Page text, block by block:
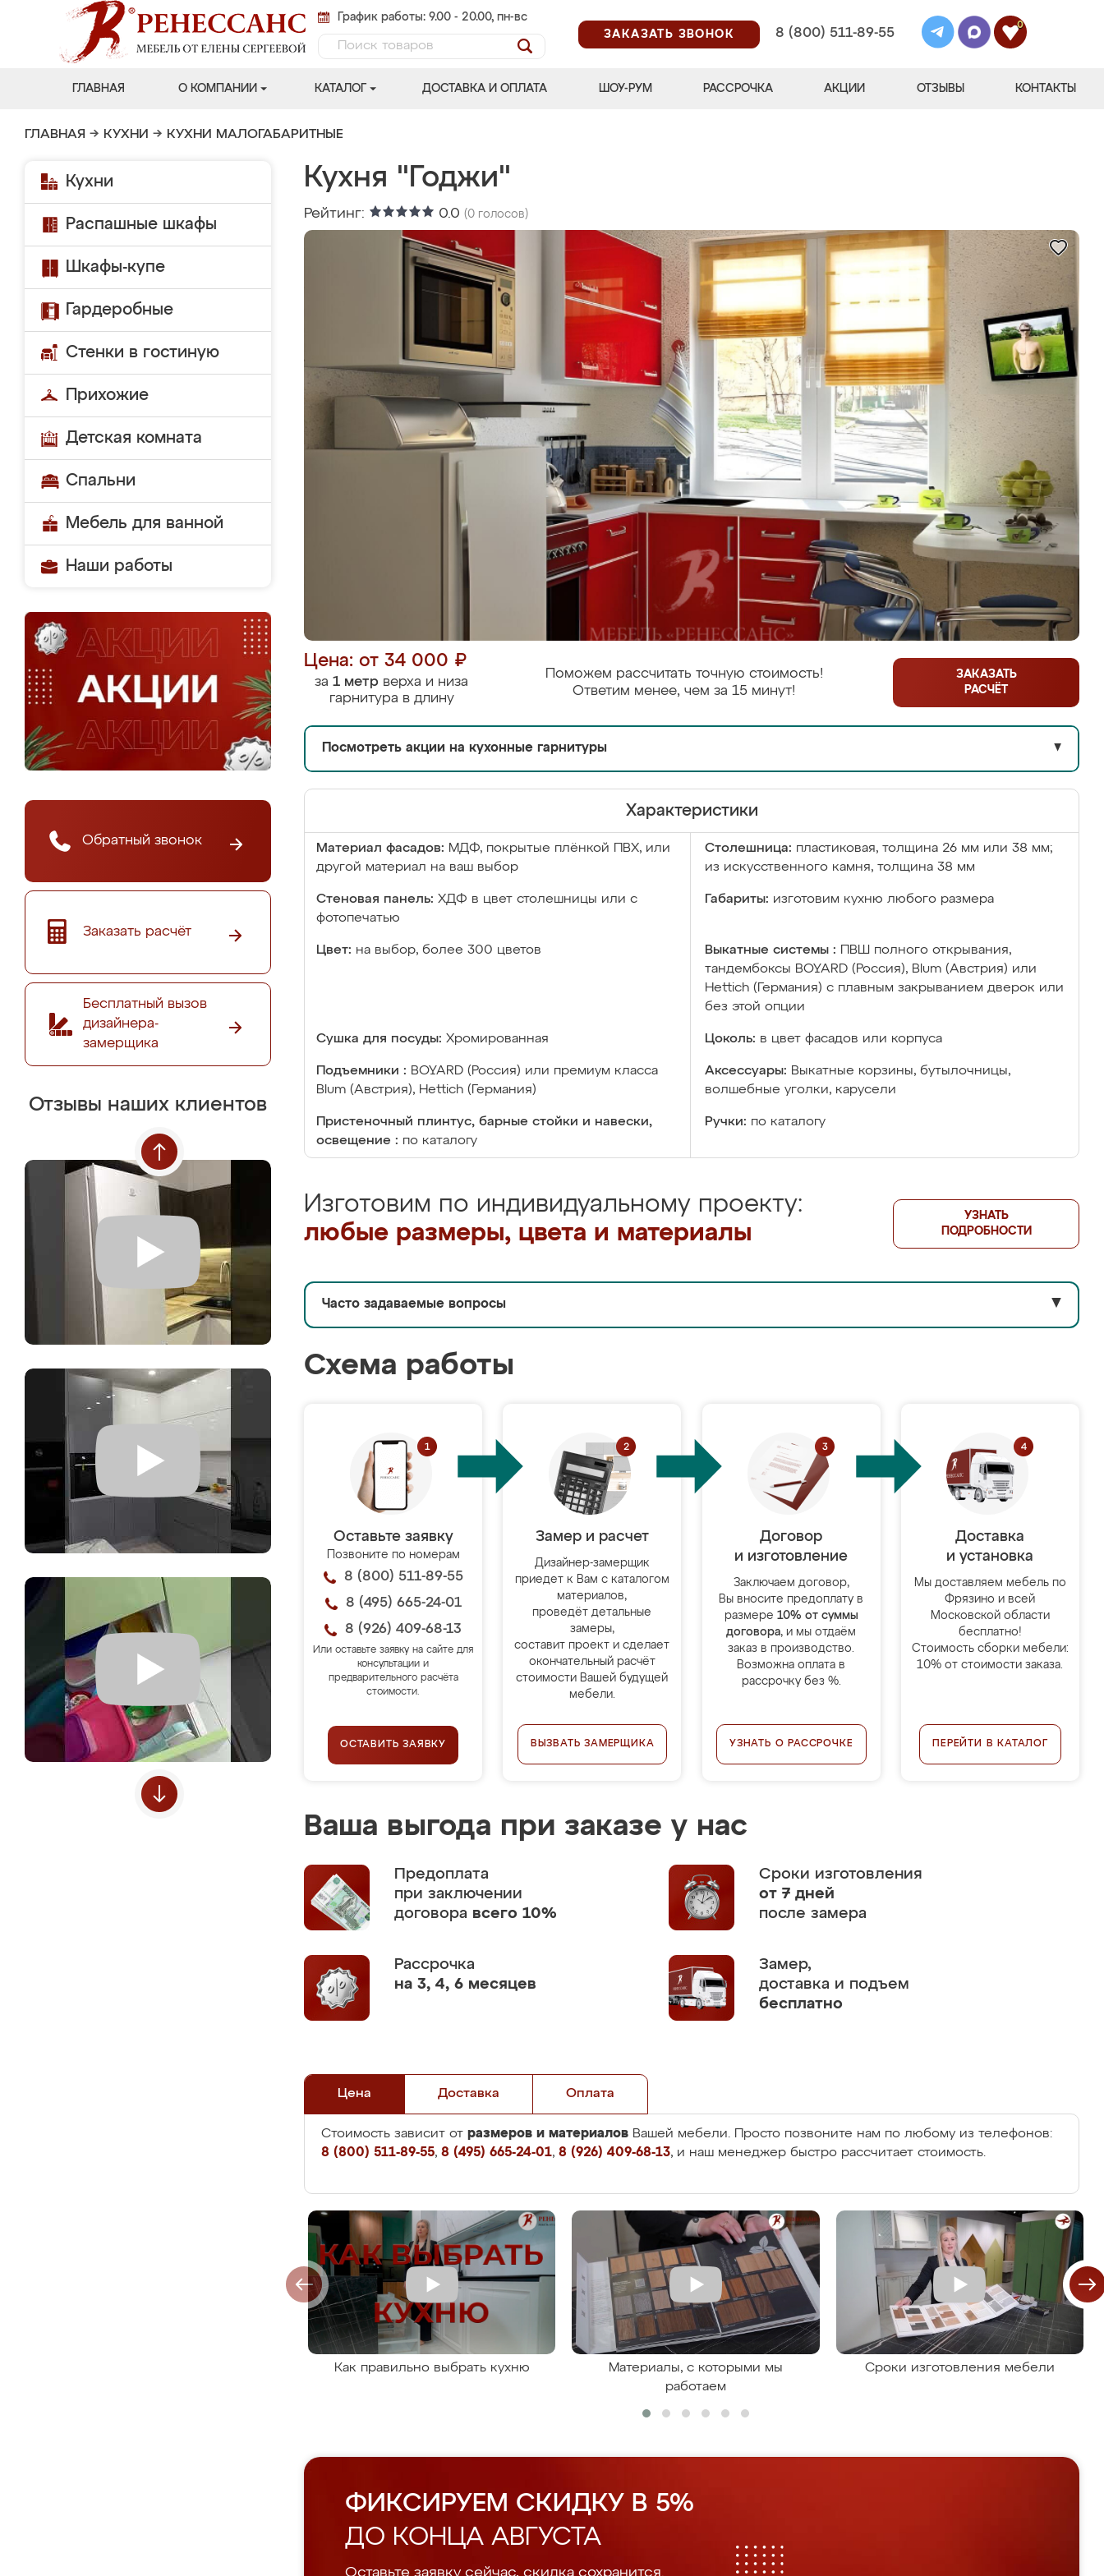
График работы: 9.00 - 20.00, пн-вс
ЗАКАЗАТЬ ЗВОНОК
8 (800) 511-89-55
0
ГЛАВНАЯ О КОМПАНИИ КАТАЛОГ ДОСТАВКА И ОПЛАТА ШОУ-РУМ РАССРОЧКА АКЦИИ ОТЗЫВЫ КОНТАКТЫ
ГЛАВНАЯ → КУХНИ → КУХНИ МАЛОГАБАРИТНЫЕ
Кухни
Распашные шкафы
Шкафы-купе
Гардеробные
Стенки в гостиную
Прихожие
Детская комната
Спальни
Мебель для ванной
Наши работы
Обратный звонок
Заказать расчёт
Бесплатный вызов
дизайнера-
замерщика
Отзывы наших клиентов
Кухня "Годжи"
Рейтинг: 0.0 (0 голосов)
Цена: от 34 000 ₽
за 1 метр верха и низа
гарнитура в длину
Поможем рассчитать точную стоимость!
Ответим менее, чем за 15 минут!
ЗАКАЗАТЬ
РАСЧЁТ
Посмотреть акции на кухонные гарнитуры ▼
Характеристики
Материал фасадов: МДФ, покрытые плёнкой ПВХ, или
другой материал на ваш выбор
Столешница: пластиковая, толщина 26 мм или 38 мм;
из искусственного камня, толщина 38 мм
Стеновая панель: ХДФ в цвет столешницы или с
фотопечатью
Габариты: изготовим кухню любого размера
Цвет: на выбор, более 300 цветов Выкатные системы :
ПВШ полного открывания,
тандембоксы BOYARD (Россия), Blum (Австрия) или
Hettich (Германия) с плавным закрыванием дверок или
без этой опции
Сушка для посуды: Хромированная Цоколь: в цвет фасадов или корпуса
Подъемники : BOYARD (Россия) или премиум класса
Blum (Австрия), Hettich (Германия)
Аксессуары: Выкатные корзины, бутылочницы,
волшебные уголки, карусели
Пристеночный плинтус, барные стойки и навески,
освещение : по каталогу
Ручки: по каталогу
Изготовим по индивидуальному проекту:
любые размеры, цвета и материалы
УЗНАТЬ
ПОДРОБНОСТИ
Часто задаваемые вопросы ▼
Схема работы
Оставьте заявку
Позвоните по номерам
8 (800) 511-89-55
8 (495) 665-24-01
8 (926) 409-68-13
Или оставьте заявку на сайте для
консультации и
предварительного расчёта
стоимости.
ОСТАВИТЬ ЗАЯВКУ
Замер и расчет
Дизайнер-замерщик
приедет к Вам с каталогом
материалов,
проведёт детальные
замеры,
составит проект и сделает
окончательный расчёт
стоимости Вашей будущей
мебели.
ВЫЗВАТЬ ЗАМЕРЩИКА
Договор
и изготовление
Заключаем договор,
Вы вносите предоплату в
размере 10% от суммы
договора, и мы отдаём
заказ в производство.
Возможна оплата в
рассрочку без %.
УЗНАТЬ О РАССРОЧКЕ
Доставка
и установка
Мы доставляем мебель по
Фрязино и всей
Московской области
бесплатно!
Стоимость сборки мебели:
10% от стоимости заказа.
ПЕРЕЙТИ В КАТАЛОГ
Ваша выгода при заказе у нас
Предоплата
при заключении
договора всего 10%
Сроки изготовления
от 7 дней
после замера
Рассрочка
на 3, 4, 6 месяцев
Замер,
доставка и подъем
бесплатно
Цена Доставка Оплата
Стоимость зависит от размеров и материалов Вашей мебели. Просто позвоните нам по любому из телефонов:
8 (800) 511-89-55, 8 (495) 665-24-01, 8 (926) 409-68-13, и наш менеджер быстро рассчитает стоимость.
Как правильно выбрать кухню
Материалы, с которыми мы
работаем
Сроки изготовления мебели
ФИКСИРУЕМ СКИДКУ В 5%
ДО КОНЦА АВГУСТА
Оставьте заявку сейчас, скидка сохранится.